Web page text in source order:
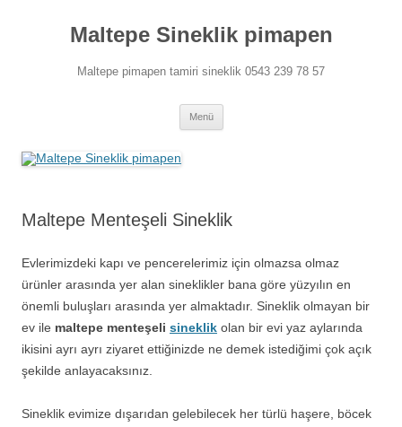
Maltepe Sineklik pimapen
Maltepe pimapen tamiri sineklik 0543 239 78 57
Menü
Maltepe Menteşeli Sineklik
Evlerimizdeki kapı ve pencerelerimiz için olmazsa olmaz
ürünler arasında yer alan sineklikler bana göre yüzyılın en
önemli buluşları arasında yer almaktadır. Sineklik olmayan bir
ev ile maltepe menteşeli sineklik olan bir evi yaz aylarında
ikisini ayrı ayrı ziyaret ettiğinizde ne demek istediğimi çok açık
şekilde anlayacaksınız.
Sineklik evimize dışarıdan gelebilecek her türlü haşere, böcek